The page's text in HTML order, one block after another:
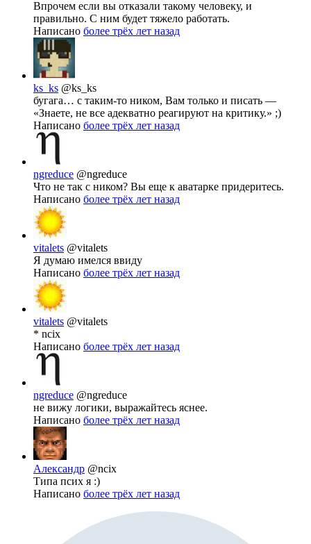
Впрочем если вы отказали такому человеку, и
правильно. С ним будет тяжело работать.
Написано более трёх лет назад
ks_ks @ks_ks
бугага… с таким-то ником, Вам только и писать —
«Знаете, не все адекватно реагируют на критику.» ;)
Написано более трёх лет назад
ngreduce @ngreduce
Что не так с ником? Вы еще к аватарке придеритесь.
Написано более трёх лет назад
vitalets @vitalets
Я думаю имелся ввиду
Написано более трёх лет назад
vitalets @vitalets
* ncix
Написано более трёх лет назад
ngreduce @ngreduce
не вижу логики, выражайтесь яснее.
Написано более трёх лет назад
Александр @ncix
Типа псих я :)
Написано более трёх лет назад